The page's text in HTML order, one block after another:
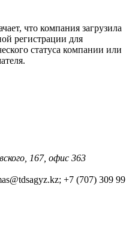
что компания загрузила
регистрации для
статуса компании или
167, офис 363
; +7 (707) 309 99